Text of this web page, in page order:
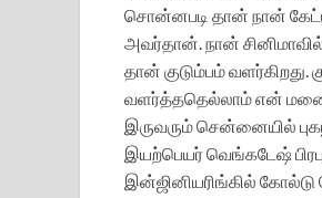
சொன்னபடி தான் நான்
அவர்தான். நான்
தான் குடும்பம்
வளர்த்ததெல்லாம் என்
இருவரும் சென்னையில்
இயற்பெயர் வெங்கடேஷ்
இன்ஜினியரிங்கில் கோல்டு